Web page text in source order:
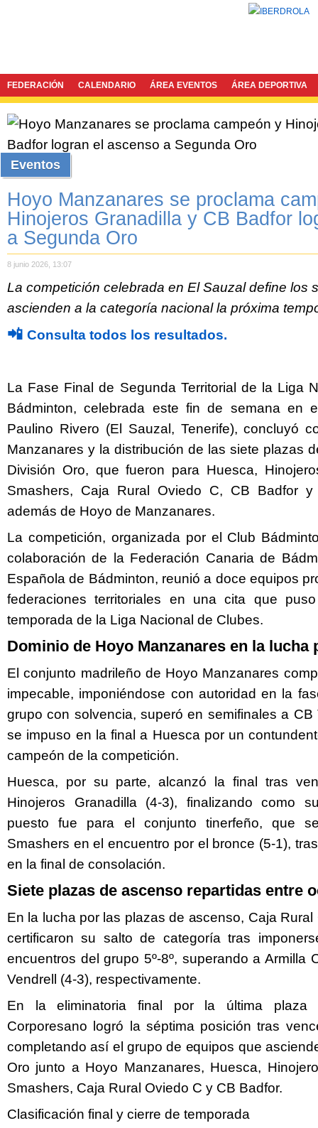
FEDERACIÓN CALENDARIO ÁREA EVENTOS ÁREA DEPORTIVA
Eventos
Hoyo Manzanares se proclama
Hinojeros Granadilla y CB Badfor
a Segunda Oro
8 junio 2026, 13:07
La competición celebrada en El Sauzal define los
ascienden a la categoría nacional la próxima
📲 Consulta todos los resultados.
La Fase Final de Segunda Territorial de la Liga
Bádminton, celebrada este fin de semana en
Paulino Rivero (El Sauzal, Tenerife), concluyó
Manzanares y la distribución de las siete plazas
División Oro, que fueron para Huesca,
Smashers, Caja Rural Oviedo C, CB Badfor y
además de Hoyo de Manzanares.
La competición, organizada por el Club
colaboración de la Federación Canaria de
Española de Bádminton, reunió a doce equipos
federaciones territoriales en una cita que
temporada de la Liga Nacional de Clubes.
Dominio de Hoyo Manzanares en la lucha
El conjunto madrileño de Hoyo Manzanares
impecable, imponiéndose con autoridad en la
grupo con solvencia, superó en semifinales a
se impuso en la final a Huesca por un
campeón de la competición.
Huesca, por su parte, alcanzó la final tras
Hinojeros Granadilla (4-3), finalizando como
puesto fue para el conjunto tinerfeño, que
Smashers en el encuentro por el bronce (5-1),
en la final de consolación.
Siete plazas de ascenso repartidas entre
En la lucha por las plazas de ascenso, Caja
certificaron su salto de categoría tras
encuentros del grupo 5º-8º, superando a Armilla
Vendrell (4-3), respectivamente.
En la eliminatoria final por la última plaza
Corporesano logró la séptima posición tras
completando así el grupo de equipos que
Oro junto a Hoyo Manzanares, Huesca,
Smashers, Caja Rural Oviedo C y CB Badfor.
Clasificación final y cierre de temporada